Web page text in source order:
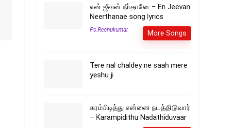
என் ஜீவன் நீா்தானே – En Jeevan
Neerthanae song lyrics
Ps.Reenukumar More Songs
Tere nal chaldey ne saah mere
yeshu ji
கரம்பிடித்து என்னை நடத்திடுவார்
– Karampidithu Nadathiduvaar